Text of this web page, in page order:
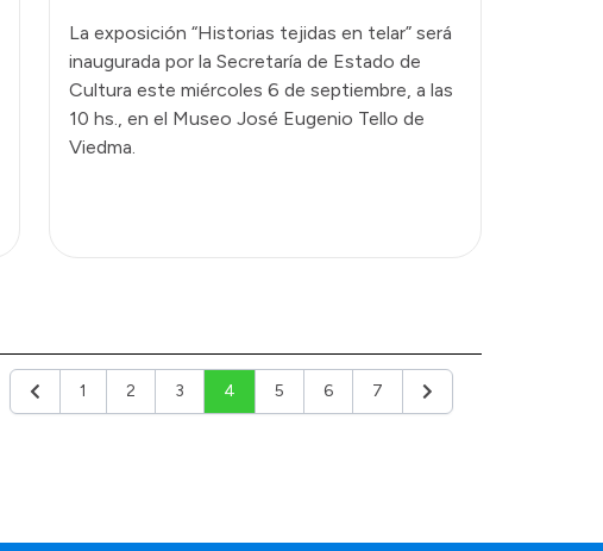
La exposición “Historias tejidas en telar” será
inaugurada por la Secretaría de Estado de
Cultura este miércoles 6 de septiembre, a las
10 hs., en el Museo José Eugenio Tello de
Viedma.
Anterior1 2 3 4 5 6 7 Siguiente